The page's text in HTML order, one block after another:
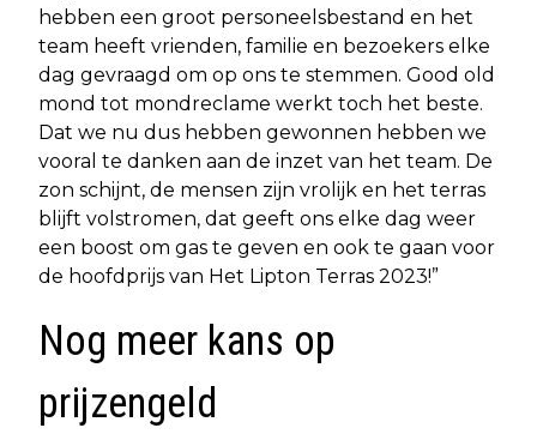
hebben een groot personeelsbestand en het
team heeft vrienden, familie en bezoekers elke
dag gevraagd om op ons te stemmen. Good old
mond tot mondreclame werkt toch het beste.
Dat we nu dus hebben gewonnen hebben we
vooral te danken aan de inzet van het team. De
zon schijnt, de mensen zijn vrolijk en het terras
blijft volstromen, dat geeft ons elke dag weer
een boost om gas te geven en ook te gaan voor
de hoofdprijs van Het Lipton Terras 2023!”
Nog meer kans op
prijzengeld